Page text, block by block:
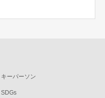
キーパーソン
SDGs